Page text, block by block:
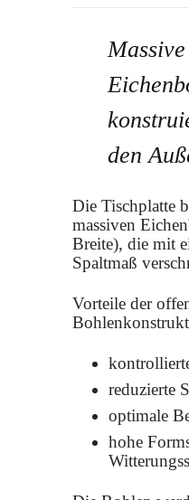
Massive
den
Die Tischplatte
massiven
Breite), die mit
Spaltmaß
Vorteile der
reduzierte
optimale
hohe